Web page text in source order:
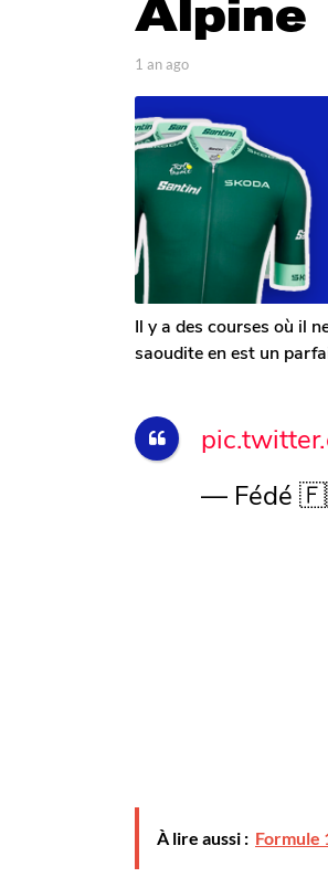
o
1
a
a
g
o
Alpine
p
r
T
o
m
G
a
l
e
r
o
n
1 an ago
a
g
o
Il y a des courses où il
saoudite en est un
— Fédé
À lire aussi : Formule